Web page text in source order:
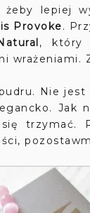
lepiej
Provoke.
, który
wrażeniami.
Nie
Jak
trzymać.